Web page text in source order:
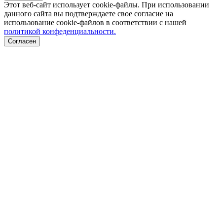
Этот веб-сайт использует cookie-файлы. При использовании
данного сайта вы подтверждаете свое согласие на
использование cookie-файлов в соответствии с нашей
политикой конфеденциальности.
Согласен